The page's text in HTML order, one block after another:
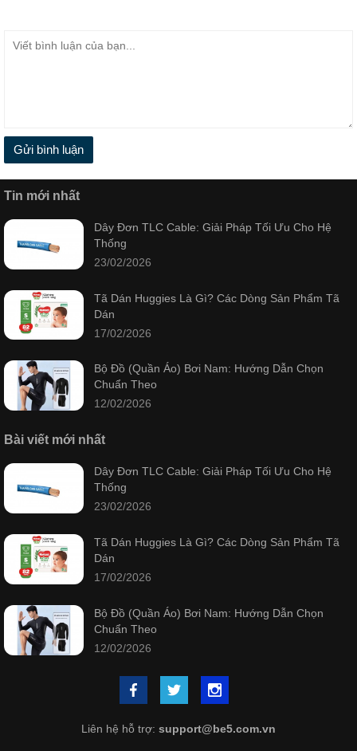
Gửi bình luận
Tin mới nhất
Dây Đơn TLC Cable: Giải Pháp Tối Ưu Cho Hệ
Thống
23/02/2026
Tã Dán Huggies Là Gì? Các Dòng Sản Phẩm Tã
Dán
17/02/2026
Bộ Đồ (Quần Áo) Bơi Nam: Hướng Dẫn Chọn
Chuẩn Theo
12/02/2026
Bài viết mới nhất
Dây Đơn TLC Cable: Giải Pháp Tối Ưu Cho Hệ
Thống
23/02/2026
Tã Dán Huggies Là Gì? Các Dòng Sản Phẩm Tã
Dán
17/02/2026
Bộ Đồ (Quần Áo) Bơi Nam: Hướng Dẫn Chọn
Chuẩn Theo
12/02/2026
Liên hệ hỗ trợ: support@be5.com.vn